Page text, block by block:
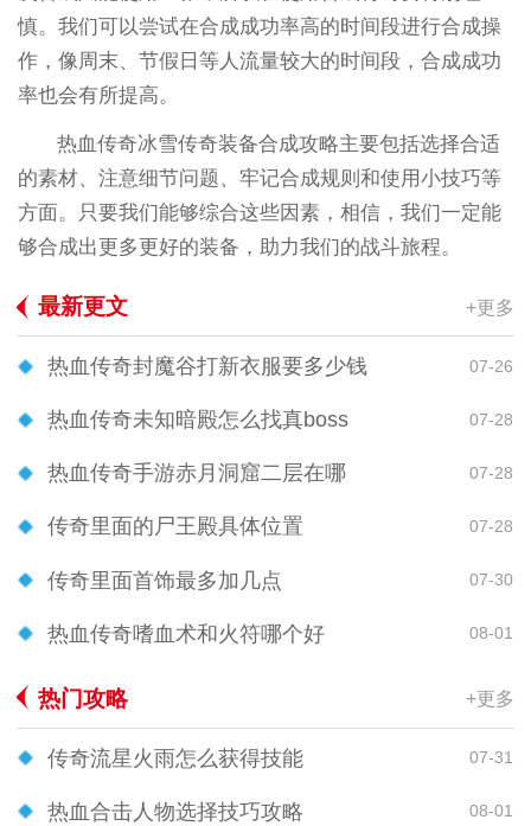
慎。我们可以尝试在合成成功率高的时间段进行合成操
作，像周末、节假日等人流量较大的时间段，合成成功
率也会有所提高。
热血传奇冰雪传奇装备合成攻略主要包括选择合适
的素材、注意细节问题、牢记合成规则和使用小技巧等
方面。只要我们能够综合这些因素，相信，我们一定能
够合成出更多更好的装备，助力我们的战斗旅程。
最新更文 +更多
热血传奇封魔谷打新衣服要多少钱 07-26
热血传奇未知暗殿怎么找真boss 07-28
热血传奇手游赤月洞窟二层在哪 07-28
传奇里面的尸王殿具体位置 07-28
传奇里面首饰最多加几点 07-30
热血传奇嗜血术和火符哪个好 08-01
热门攻略 +更多
传奇流星火雨怎么获得技能 07-31
热血合击人物选择技巧攻略 08-01